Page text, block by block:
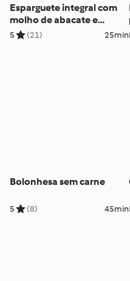
Esparguete integral com
molho de abacate e
'parmesão' vegan
5 (21) 25min
Bolonhesa sem carne
5 (8) 45min